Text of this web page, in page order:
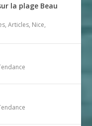
la plage Beau
,Articles, Nice,